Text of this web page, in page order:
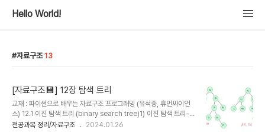
Hello World!
자료구조 13
[자료구조💾] 12장 탐색 트리
교재 : 파이썬으로 배우는 자료구조 프로그래밍 (유석종, 휴먼싸이언
스) 12.1 이진 탐색 트리 (binary search tree)1) 이진 탐색 트리-
이진 탐색 알고리즘을 적용하여 원소들을 저장한 이진 트리- 다음의
전공과목 정리/자료구조 2024.01.26